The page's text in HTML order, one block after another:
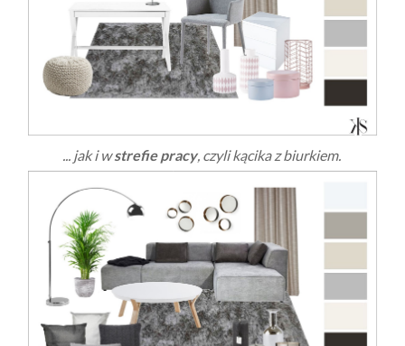
... jak i wstrefie pracy, czyli kącika z biurkiem.